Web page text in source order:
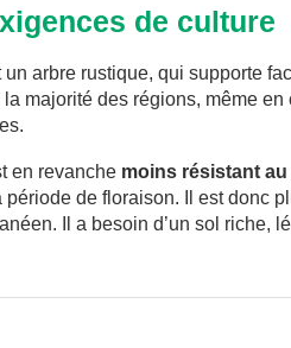
de culture
un arbre rustique, qui supporte
majorité des régions, même
en revanche moins résistant au
période de floraison. Il est donc
Il a besoin d’un sol riche,